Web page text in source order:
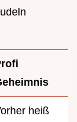
heiß